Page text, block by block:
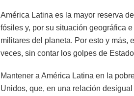
América Latina es la mayor reserva
fósiles y, por su situación geográfica
militares del planeta. Por esto y más,
veces, sin contar los golpes de
Mantener a América Latina en la
Unidos, que, en una relación